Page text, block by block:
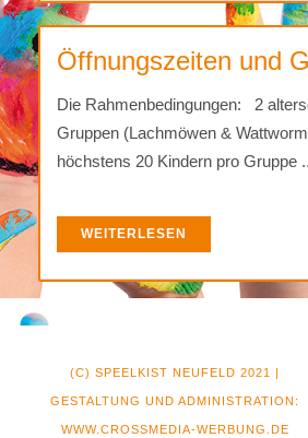
Öffnungszeiten und
Die Rahmenbedingungen: 2
Gruppen (Lachmöwen &
höchstens 20 Kindern pro Gruppe
WEITERLESEN
(C) SPEELKIST NEUFELD 2021 |
GESTALTUNG UND ADMINISTRATION:
WWW.CROSSMEDIA-WERBUNG.DE